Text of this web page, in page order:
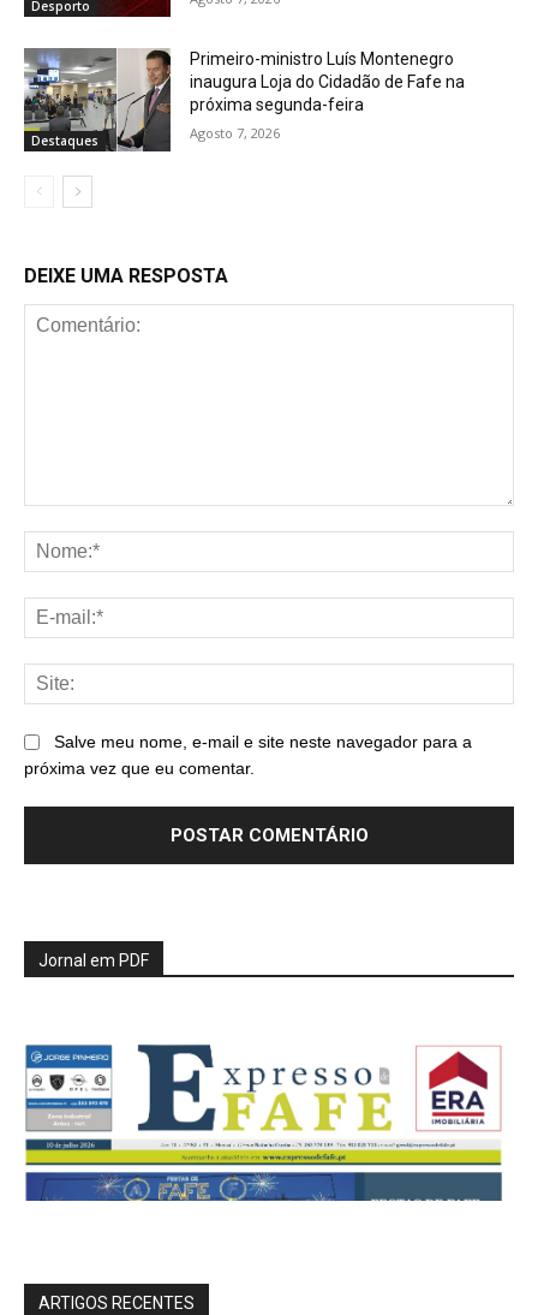
Desporto
Destaques
Primeiro-ministro Luís Montenegro
inaugura Loja do Cidadão de Fafe na
próxima segunda-feira
Agosto 7, 2026
DEIXE UMA RESPOSTA
Salve meu nome, e-mail e site neste navegador para a
próxima vez que eu comentar.
Jornal em PDF
ARTIGOS RECENTES